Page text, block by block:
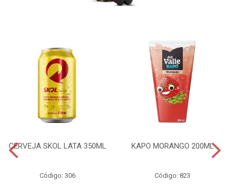
CERVEJA SKOL LATA 350ML
Código: 306
KAPO MORANGO 200ML
Código: 823